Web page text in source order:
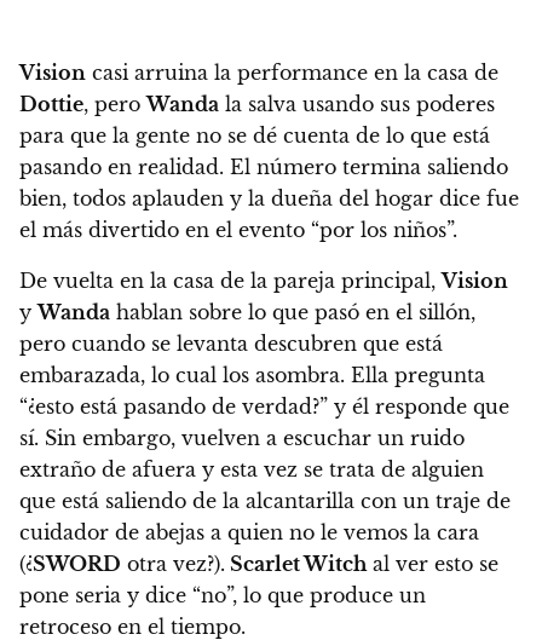
Vision casi arruina la performance en la casa de
Dottie, peroWanda la salva usando sus poderes
para que la gente no se dé cuenta de lo que está
pasando en realidad. El número termina saliendo
bien, todos aplauden y la dueña del hogar dice fue
el más divertido en el evento “por los niños”.
De vuelta en la casa de la pareja principal,Vision
yWanda hablan sobre lo que pasó en el sillón,
pero cuando se levanta descubren que está
embarazada, lo cual los asombra. Ella pregunta
“¿esto está pasando de verdad?” y él responde que
sí. Sin embargo, vuelven a escuchar un ruido
extraño de afuera y esta vez se trata de alguien
que está saliendo de la alcantarilla con un traje de
cuidador de abejas a quien no le vemos la cara
(¿SWORD otra vez?). Scarlet Witch al ver esto se
pone seria y dice “no”, lo que produce un
retroceso en el tiempo.